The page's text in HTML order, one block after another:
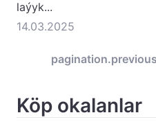
laýyk...
14.03.2025
pagination.previous
Köp okalanlar